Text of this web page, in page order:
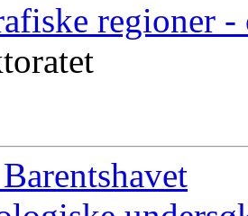
regioner -